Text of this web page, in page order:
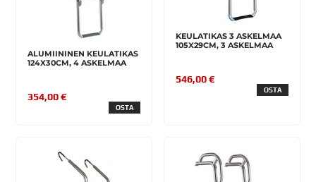
ALUMIININEN KEULATIKAS
124X30CM, 4 ASKELMAA
354,00 €
OSTA
KEULATIKAS 3 ASKELMAA
105X29CM, 3 ASKELMAA
546,00 €
OSTA